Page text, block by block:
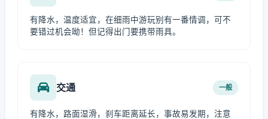
有降水，温度适宜，在细雨中游玩别有一番情调，可不
要错过机会呦！但记得出门要携带雨具。
交通 一般
有降水，路面湿滑，刹车距离延长，事故易发期，注意